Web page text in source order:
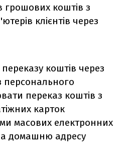
грошових коштів з
клієнтів через
коштів через
персонального
переказ коштів з
карток
масових електронних
домашню адресу